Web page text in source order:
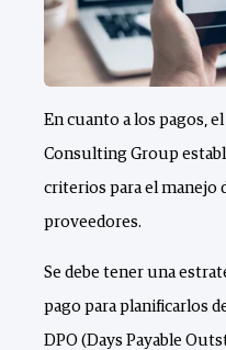
En cuanto a los pagos,
Consulting Group
criterios para el manejo
proveedores.
Se debe tener una
pago para planificarlos
DPO (Days Payable